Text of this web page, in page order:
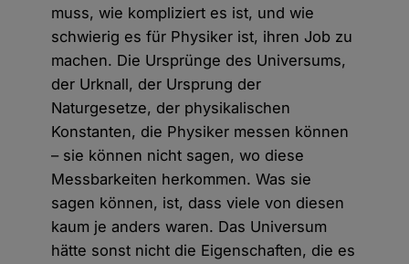
muss, wie kompliziert es ist, und wie
schwierig es für Physiker ist, ihren Job zu
machen. Die Ursprünge des Universums,
der Urknall, der Ursprung der
Naturgesetze, der physikalischen
Konstanten, die Physiker messen können
– sie können nicht sagen, wo diese
Messbarkeiten herkommen. Was sie
sagen können, ist, dass viele von diesen
kaum je anders waren. Das Universum
hätte sonst nicht die Eigenschaften, die es